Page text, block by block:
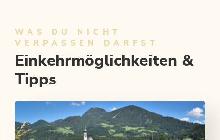
WAS DU NICHT
VERPASSEN DARFST
Einkehrmöglichkeiten &
Tipps